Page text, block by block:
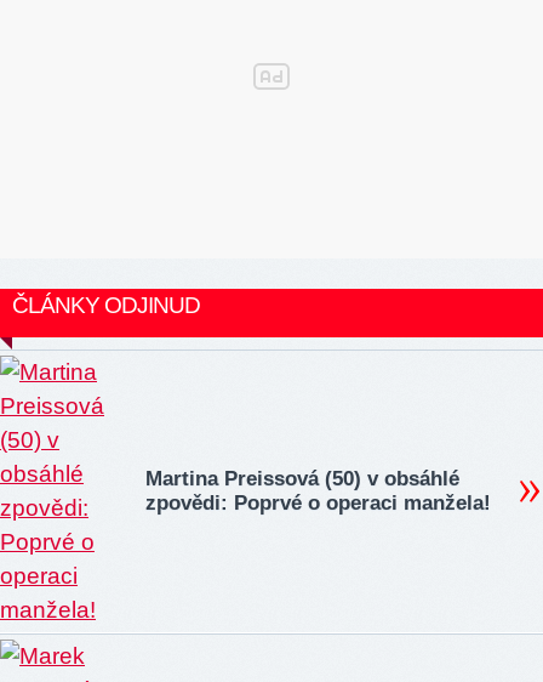
ČLÁNKY ODJINUD
Martina Preissová (50) v obsáhlé
zpovědi: Poprvé o operaci manžela!